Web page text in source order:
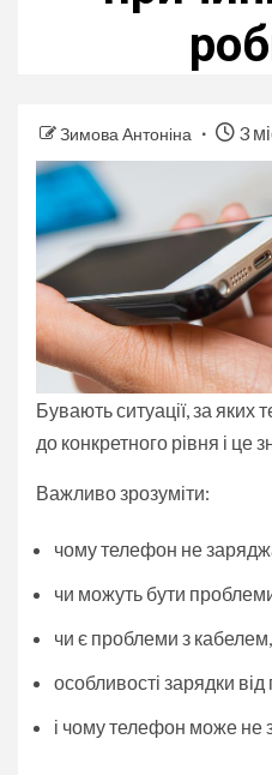
Зимова Антоніна 3
Бувають ситуації, за
до конкретного рівня і це
Важливо зрозуміти:
чому телефон не
чи можуть бути
чи є проблеми з
особливості зарядки
і чому телефон може не